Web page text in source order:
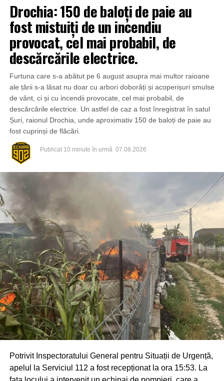
Drochia: 150 de baloți de paie au
fost mistuiți de un incendiu
provocat, cel mai probabil, de
descărcările electrice.
Furtuna care s-a abătut pe 6 august asupra mai multor raioane
ale țării s-a lăsat nu doar cu arbori doborâți și acoperișuri smulse
de vânt, ci și cu incendii provocate, cel mai probabil, de
descărcările electrice. Un astfel de caz a fost înregistrat în satul
Șuri, raionul Drochia, unde aproximativ 150 de baloți de paie au
fost cuprinși de flăcări.
Publicat 10 minute în urmă 07.08.2026
Potrivit Inspectoratului General pentru Situații de Urgență,
apelul la Serviciul 112 a fost recepționat la ora 15:53. La